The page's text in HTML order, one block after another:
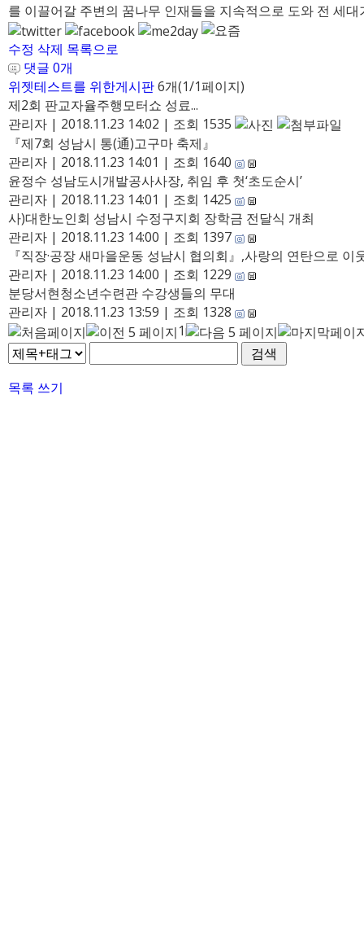
를 이끌어갈 주변의 꿈나무 인재들을 지속적으로 도와 전 세
수정 삭제 목록으로
댓글 0개
위젯테스트를 위한게시판6개(1/1페이지)
제2회 판교자율주행모터쇼 성료...
관리자 | 2018.11.23 14:02 | 조회 1535
『제7회 성남시 통(通)고구마 축제』
관리자 | 2018.11.23 14:01 | 조회 1640
윤정수 성남도시개발공사사장, 취임 후 첫‘초도순시’
관리자 | 2018.11.23 14:01 | 조회 1425
사)대한노인회 성남시 수정구지회 장학금 전달식 개최
관리자 | 2018.11.23 14:00 | 조회 1397
『직장·공장 새마을운동 성남시 협의회』,사랑의 연탄으로 이
관리자 | 2018.11.23 14:00 | 조회 1229
분당서현청소년수련관 수강생들의 무대
관리자 | 2018.11.23 13:59 | 조회 1328
1
목록 쓰기